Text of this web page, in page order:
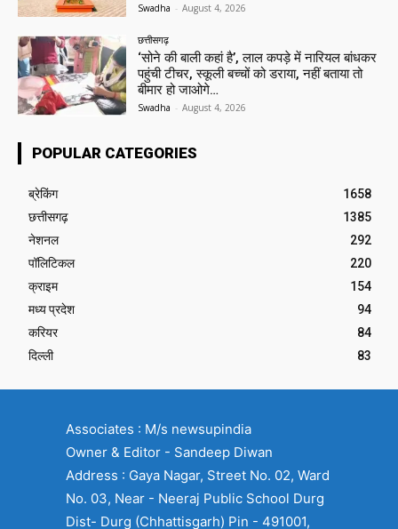
Swadha - August 4, 2026
छत्तीसगढ़
‘सोने की बाली कहां है’, लाल कपड़े में नारियल बांधकर
पहुंची टीचर, स्कूली बच्चों को डराया, नहीं बताया तो
बीमार हो जाओगे…
Swadha - August 4, 2026
POPULAR CATEGORIES
ब्रेकिंग
1658
छत्तीसगढ़
1385
नेशनल
292
पॉलिटिकल
220
क्राइम
154
मध्य प्रदेश
94
करियर
84
दिल्ली
83
Associates : M/s newsupindia
Owner & Editor - Sandeep Diwan
Address : Gaya Nagar, Street No. 02, Ward
No. 03, Near - Neeraj Public School Durg
Dist- Durg (Chhattisgarh) Pin - 491001,